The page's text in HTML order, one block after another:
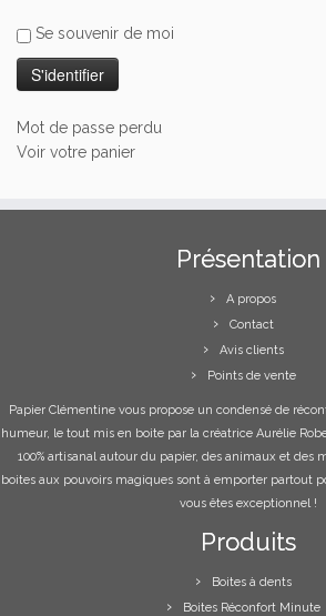
Se souvenir de moi
Mot de passe perdu
Voir votre panier
Présentation
A propos
Contact
Avis clients
Points de vente
Papier Clémentine vous propose un condensé de
humeur, le tout mis en boite par la créatrice Aurélie
100% artisanal autour du papier, des animaux et des
boites aux pouvoirs magiques sont à emporter partout
vous êtes exceptionnel !
Produits
Boites à dents
Boites Réconfort Minute